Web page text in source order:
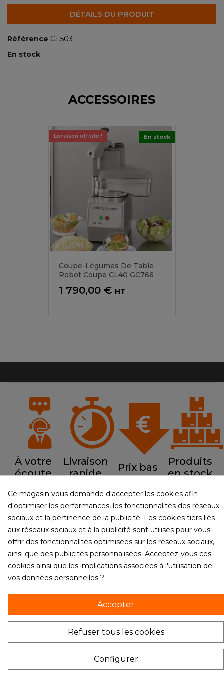
DÉTAILS DU PRODUIT
Référence GL503
En stock
ACCESSOIRES
Coupe-Légumes De Table
Robot Coupe CL40 GC766
Prix
1 790,00 € HT
Livraison offerte ! En stock
À votre
écoute
Livraison
rapide
Prix bas
Produits
en stock
PRODUITS 
NOTRE SOCIÉTÉ 
VOTRE COMPTE
INFORMATIONS
© 2026 - Materiel-restau.fr
Ce magasin vous demande d'accepter les cookies afin
d'optimiser les performances, les fonctionnalités des réseaux
sociaux et la pertinence de la publicité. Les cookies tiers liés
aux réseaux sociaux et à la publicité sont utilisés pour vous
offrir des fonctionnalités optimisées sur les réseaux sociaux,
ainsi que des publicités personnalisées. Acceptez-vous ces
cookies ainsi que les implications associées à l'utilisation de
vos données personnelles ?
Accepter
Refuser tous les cookies
Configurer